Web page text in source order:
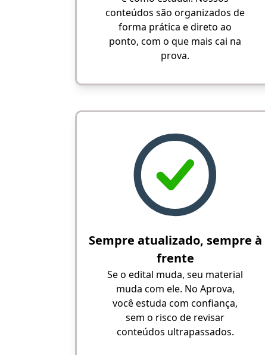
conteúdos são organizados de
forma prática e direto ao
ponto, com o que mais cai na
prova.
Sempre atualizado, sempre à
frente
Se o edital muda, seu material
muda com ele. No Aprova,
você estuda com confiança,
sem o risco de revisar
conteúdos ultrapassados.